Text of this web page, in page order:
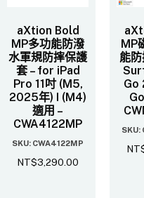
aXtion Bold
MP多功能防潑
水軍規防摔保護
套 – for iPad
Pro 11吋 (M5,
2025年) I (M4)
適用 –
CWA4122MP
SKU: CWA4122MP
NT$3,290.00
MP
能
Go
SKU: